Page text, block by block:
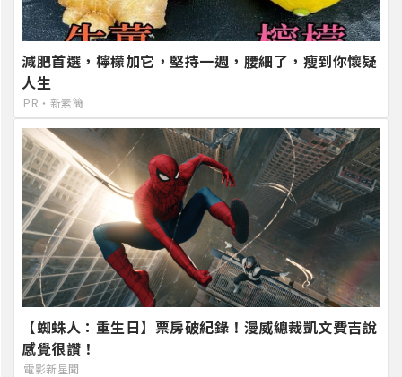
減肥首選，檸檬加它，堅持一週，腰細了，瘦到你懷疑
人生
PR・新素簡
【蜘蛛人：重生日】票房破紀錄！漫威總裁凱文費吉說
感覺很讚！
電影新星聞